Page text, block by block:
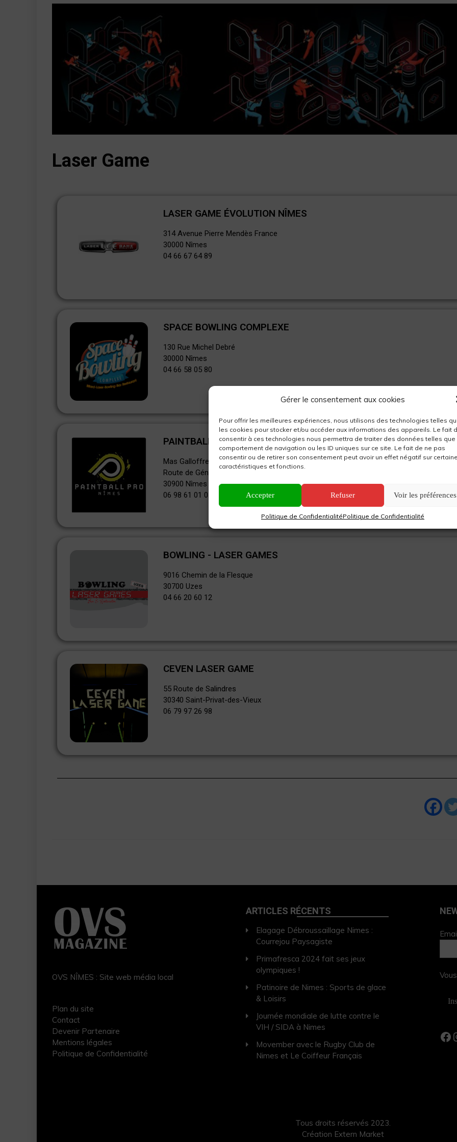
Gérer le consentement aux cookies
Pour offrir les meilleures expériences, nous utilisons des technologies telles
les cookies pour stocker et/ou accéder aux informations des appareils. Le fait
consentir à ces technologies nous permettra de traiter des données telles que
comportement de navigation ou les ID uniques sur ce site. Le fait de ne pas
consentir ou de retirer son consentement peut avoir un effet négatif sur
caractéristiques et fonctions.
Accepter Refuser Voir les préférences
Politique de ConfidentialitéPolitique de Confidentialité
Laser Game
LASER GAME ÉVOLUTION NÎMES
314 Avenue Pierre Mendès France
30000 Nîmes
04 66 67 64 89
SPACE BOWLING COMPLEXE
130 Rue Michel Debré
30000 Nîmes
04 66 58 05 80
PAINTBALL PRO NÎMES
Mas Galloffre Nord
Route de Générac
30900 Nîmes
06 98 61 01 01
BOWLING - LASER GAMES
9016 Chemin de la Flesque
30700 Uzes
04 66 20 60 12
CEVEN LASER GAME
55 Route de Salindres
30340 Saint-Privat-des-Vieux
06 79 97 26 98
OVS NÎMES : Site web média local
Plan du site
Contact
Devenir Partenaire
Mentions légales
Politique de Confidentialité
ARTICLES RÉCENTS
Elagage Débroussaillage Nimes :
Courrejou Paysagiste
Primafresca 2024 fait ses jeux
olympiques !
Patinoire de Nimes : Sports de glace
& Loisirs
Journée mondiale de lutte contre le
VIH / SIDA à Nimes
Movember avec le Rugby Club de
Nimes et Le Coiffeur Français
Tous droits réservés 2023.
Création Extern Market